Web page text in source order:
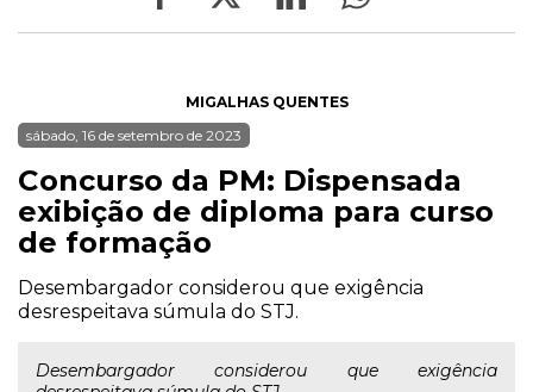
MIGALHAS QUENTES
sábado, 16 de setembro de 2023
Concurso da PM: Dispensada
exibição de diploma para curso
de formação
Desembargador considerou que exigência
desrespeitava súmula do STJ.
Desembargador considerou que exigência